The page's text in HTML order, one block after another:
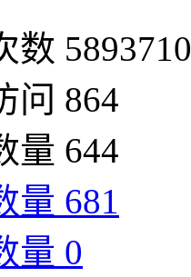
数 5893710
问 864
量 644
量 681
量 0